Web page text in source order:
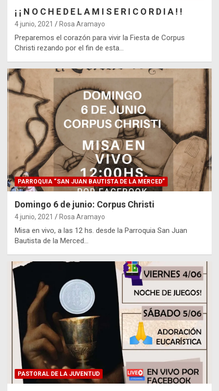
¡ ¡ N O C H E D E L A M I S E R I C O R D I A ! !
4 junio, 2021 Rosa Aramayo
Preparemos el corazón para vivir la Fiesta de Corpus
Christi rezando por el fin de esta…
PARROQUIA “SAN JUAN BAUTISTA DE LA MERCED”
Domingo 6 de junio: Corpus Christi
4 junio, 2021 Rosa Aramayo
Misa en vivo, a las 12 hs. desde la Parroquia San Juan
Bautista de la Merced…
PASTORAL DE LA JUVENTUD